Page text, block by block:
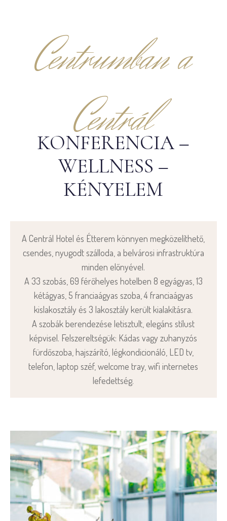
Centrumban a
Centrál
KONFERENCIA –
WELLNESS –
KÉNYELEM
A Centrál Hotel és Étterem könnyen megközelíthető,
csendes, nyugodt szálloda, a belvárosi infrastruktúra
minden előnyével.
A 33 szobás, 69 férőhelyes hotelben 8 egyágyas, 13
kétágyas, 5 franciaágyas szoba, 4 franciaágyas
kislakosztály és 3 lakosztály került kialakításra.
A szobák berendezése letisztult, elegáns stílust
képvisel. Felszereltségük: Kádas vagy zuhanyzós
fürdőszoba, hajszárító, légkondicionáló, LED tv,
telefon, laptop széf, welcome tray, wifi internetes
lefedettség.